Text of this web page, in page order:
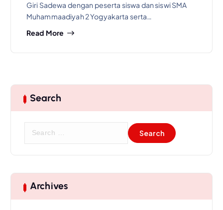
Giri Sadewa dengan peserta siswa dan siswi SMA
Muhammaadiyah 2 Yogyakarta serta…
Read More
Search
Archives